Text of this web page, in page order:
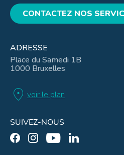
CONTACTEZ NOS
ADRESSE
Place du Samedi 1B
1000 Bruxelles
location_on voir le plan
SUIVEZ-NOUS